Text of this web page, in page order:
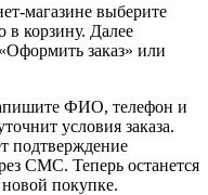
магазине выберите
в корзину. Далее
заказ» или
ФИО, телефон и
условия заказа.
подтверждение
СМС. Теперь останется
новой покупке.